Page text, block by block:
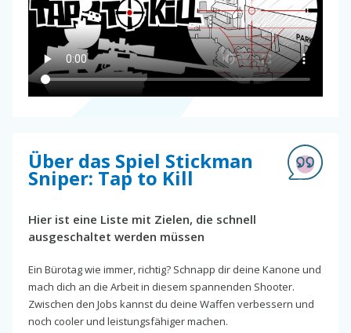
Über das Spiel Stickman
Sniper: Tap to Kill
Hier ist eine Liste mit Zielen, die schnell
ausgeschaltet werden müssen
Ein Bürotag wie immer, richtig? Schnapp dir deine Kanone und
mach dich an die Arbeit in diesem spannenden Shooter.
Zwischen den Jobs kannst du deine Waffen verbessern und
noch cooler und leistungsfähiger machen.